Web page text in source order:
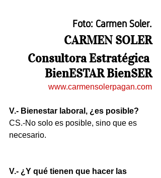
Foto: Carmen Soler.
CARMEN SOLER
Consultora Estratégica
BienESTAR BienSER
www.carmensolerpagan.com
V.- Bienestar laboral, ¿es posible?
CS.-No solo es posible, sino que es
necesario.
V.- ¿Y qué tienen que hacer las